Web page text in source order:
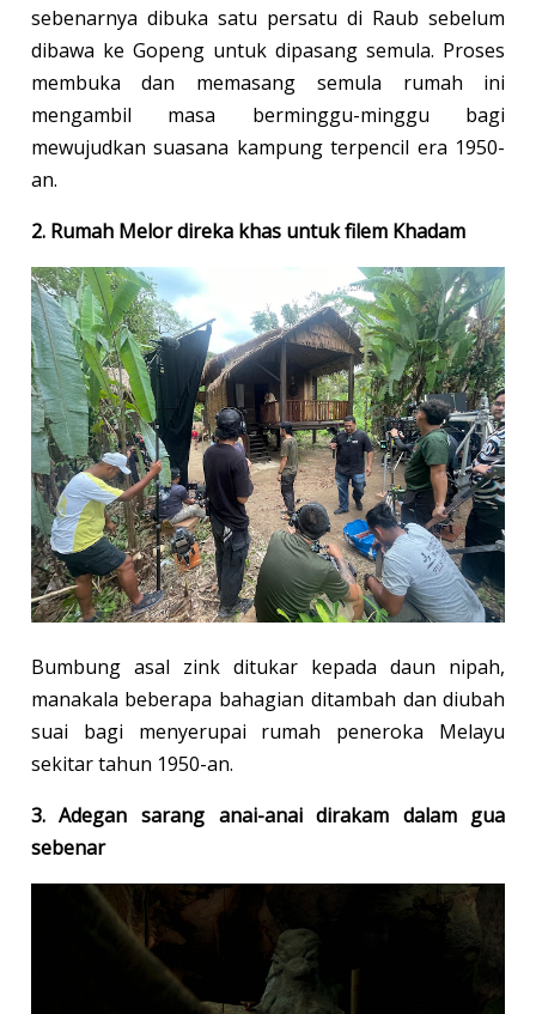
sebenarnya dibuka satu persatu di Raub sebelum
dibawa ke Gopeng untuk dipasang semula. Proses
membuka dan memasang semula rumah ini
mengambil masa berminggu-minggu bagi
mewujudkan suasana kampung terpencil era 1950-
an.
2. Rumah Melor direka khas untuk filem Khadam
Bumbung asal zink ditukar kepada daun nipah,
manakala beberapa bahagian ditambah dan diubah
suai bagi menyerupai rumah peneroka Melayu
sekitar tahun 1950-an.
3. Adegan sarang anai-anai dirakam dalam gua
sebenar